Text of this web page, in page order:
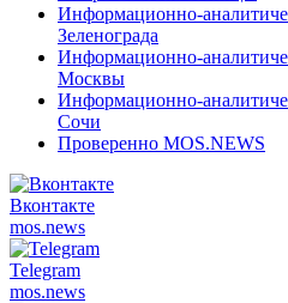
Информационно-
Зеленограда
Информационно-
Москвы
Информационно-
Сочи
Проверенно MOS.NEWS
Вконтакте
mos.news
Telegram
mos.news